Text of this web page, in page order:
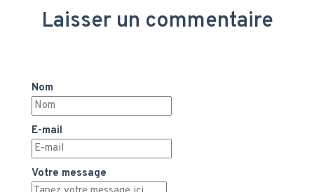
Laisser un commentaire
Nom
E-mail
Votre message